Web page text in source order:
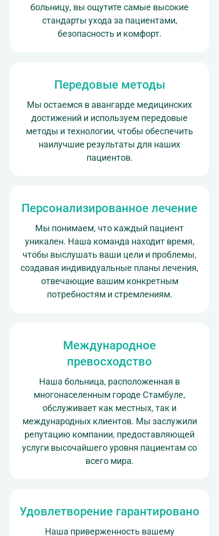
больницу, вы ощутите самые высокие
стандарты ухода за пациентами,
безопасность и комфорт.
Передовые методы
Мы остаемся в авангарде медицинских
достижений и используем передовые
методы и технологии, чтобы обеспечить
наилучшие результаты для наших
пациентов.
Персонализированное лечение
Мы понимаем, что каждый пациент
уникален. Наша команда находит время,
чтобы выслушать ваши цели и проблемы,
создавая индивидуальные планы лечения,
отвечающие вашим конкретным
потребностям и стремлениям.
Международное
превосходство
Наша больница, расположенная в
многонаселенным городе Стамбуле,
обслуживает как местных, так и
международных клиентов. Мы заслужили
репутацию компании, предоставляющей
услуги высочайшего уровня пациентам со
всего мира.
Удовлетворение гарантировано
Наша приверженность вашему